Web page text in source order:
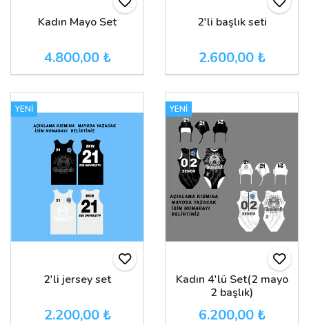
Kadın Mayo Set
4.800,00 ₺
2'li başlık seti
2.600,00 ₺
2'li jersey set
2.200,00 ₺
YENİ
Kadın 4'lü Set(2 mayo
2 başlık)
6.200,00 ₺
YENİ